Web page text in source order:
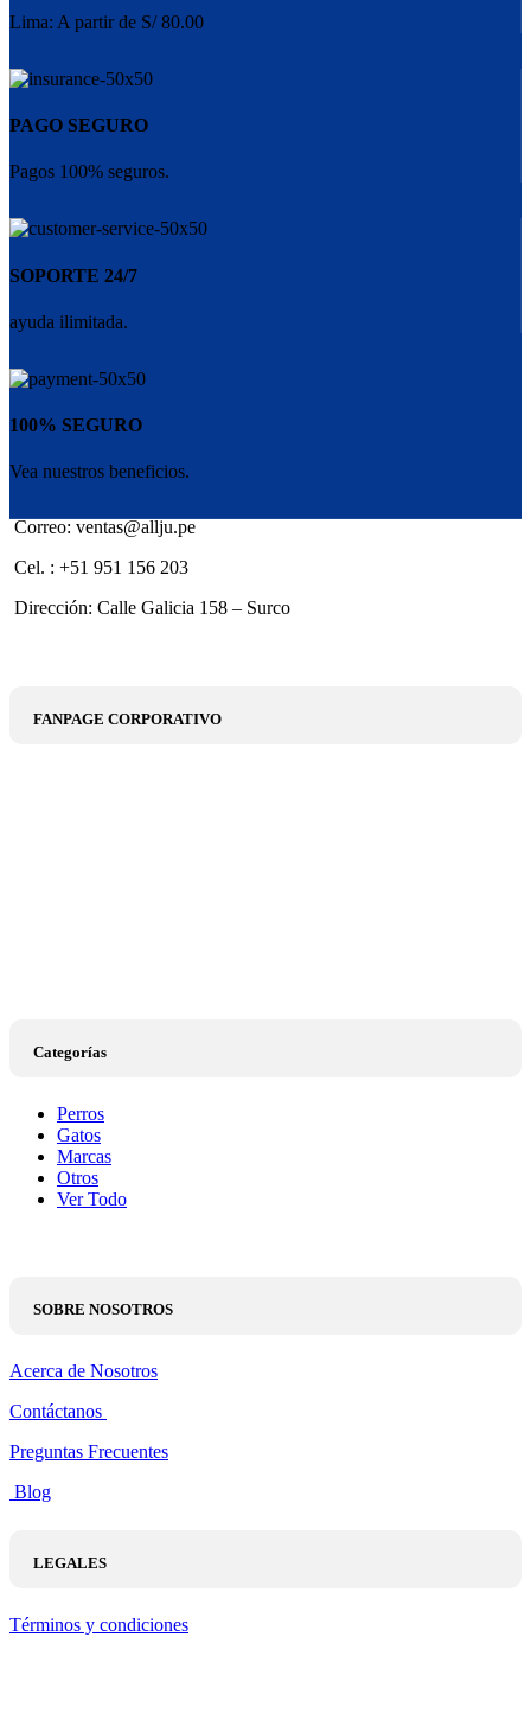
Lima: A partir de S/ 80.00
PAGO SEGURO
Pagos 100% seguros.
SOPORTE 24/7
ayuda ilimitada.
100% SEGURO
Vea nuestros beneficios.
Correo: ventas@allju.pe
Cel. : +51 951 156 203
Dirección: Calle Galicia 158 – Surco
FANPAGE CORPORATIVO
Categorías
Perros
Gatos
Marcas
Otros
Ver Todo
SOBRE NOSOTROS
Acerca de Nosotros
Contáctanos
Preguntas Frecuentes
Blog
LEGALES
Términos y condiciones